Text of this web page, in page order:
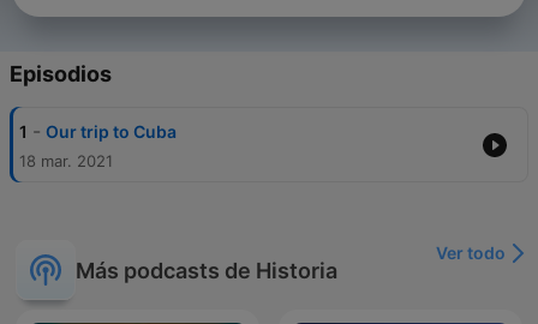
Episodios
1 - Our trip to Cuba
18 mar. 2021
Más podcasts de Historia
Ver todo